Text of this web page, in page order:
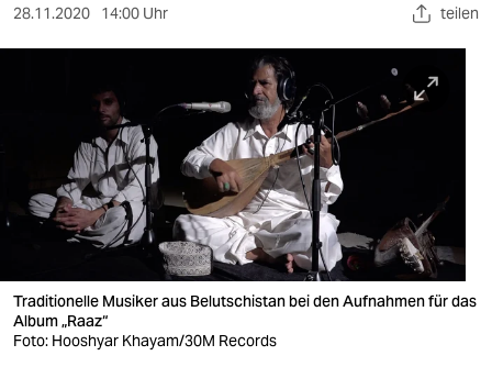
wahrheit
verlag
verlag
28.11.2020 14:00 Uhr teilen
Traditionelle Musiker aus Belutschistan bei den Aufnahmen für das
Album „Raaz“
Foto: Hooshyar Khayam/30M Records